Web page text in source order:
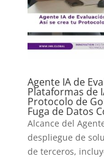
Agente IA de
Plataformas de
Protocolo de
Fuga de Datos
Alcance del
despliegue de
de terceros,